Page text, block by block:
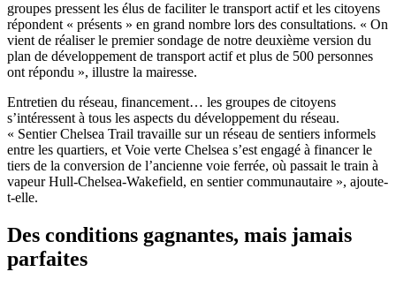
groupes pressent les élus de faciliter le transport actif et les citoyens
répondent « présents » en grand nombre lors des consultations. « On
vient de réaliser le premier sondage de notre deuxième version du
plan de développement de transport actif et plus de 500 personnes
ont répondu », illustre la mairesse.
Entretien du réseau, financement… les groupes de citoyens
s’intéressent à tous les aspects du développement du réseau.
« Sentier Chelsea Trail travaille sur un réseau de sentiers informels
entre les quartiers, et Voie verte Chelsea s’est engagé à financer le
tiers de la conversion de l’ancienne voie ferrée, où passait le train à
vapeur Hull-Chelsea-Wakefield, en sentier communautaire », ajoute-
t-elle.
Des conditions gagnantes, mais jamais
parfaites